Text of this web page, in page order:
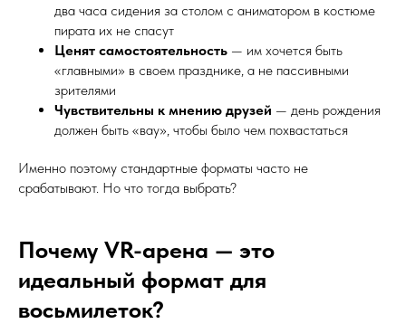
два часа сидения за столом с аниматором в костюме
пирата их не спасут
Ценят самостоятельность — им хочется быть
«главными» в своем празднике, а не пассивными
зрителями
Чувствительны к мнению друзей — день рождения
должен быть «вау», чтобы было чем похвастаться
Именно поэтому стандартные форматы часто не
срабатывают. Но что тогда выбрать?
Почему VR-арена — это
идеальный формат для
восьмилеток?